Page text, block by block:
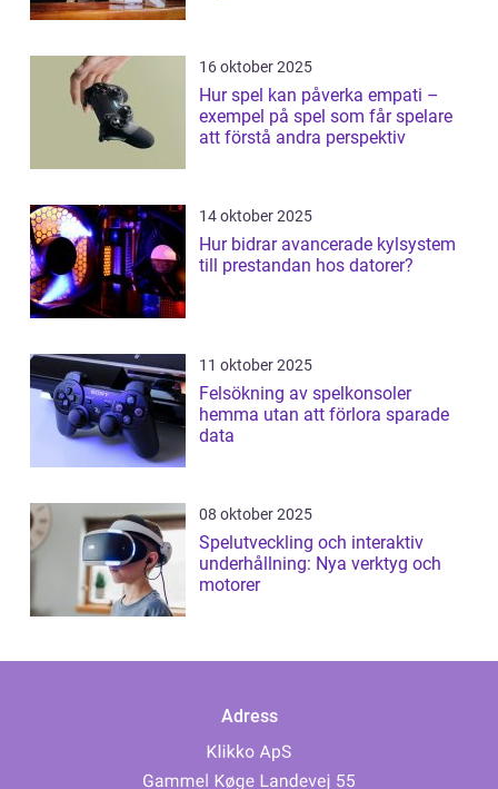
16 oktober 2025
Hur spel kan påverka empati –
exempel på spel som får spelare
att förstå andra perspektiv
14 oktober 2025
Hur bidrar avancerade kylsystem
till prestandan hos datorer?
11 oktober 2025
Felsökning av spelkonsoler
hemma utan att förlora sparade
data
08 oktober 2025
Spelutveckling och interaktiv
underhållning: Nya verktyg och
motorer
Adress